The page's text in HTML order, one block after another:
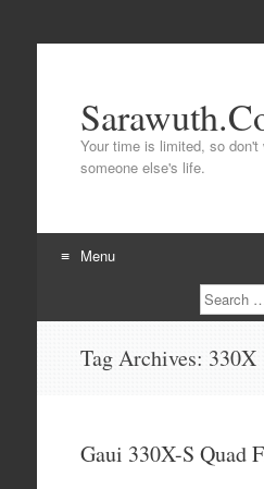
Your time is limited, so
someone else's life.
Menu
to
Search
Tag Archives: 330X
Gaui 330X-S Quad